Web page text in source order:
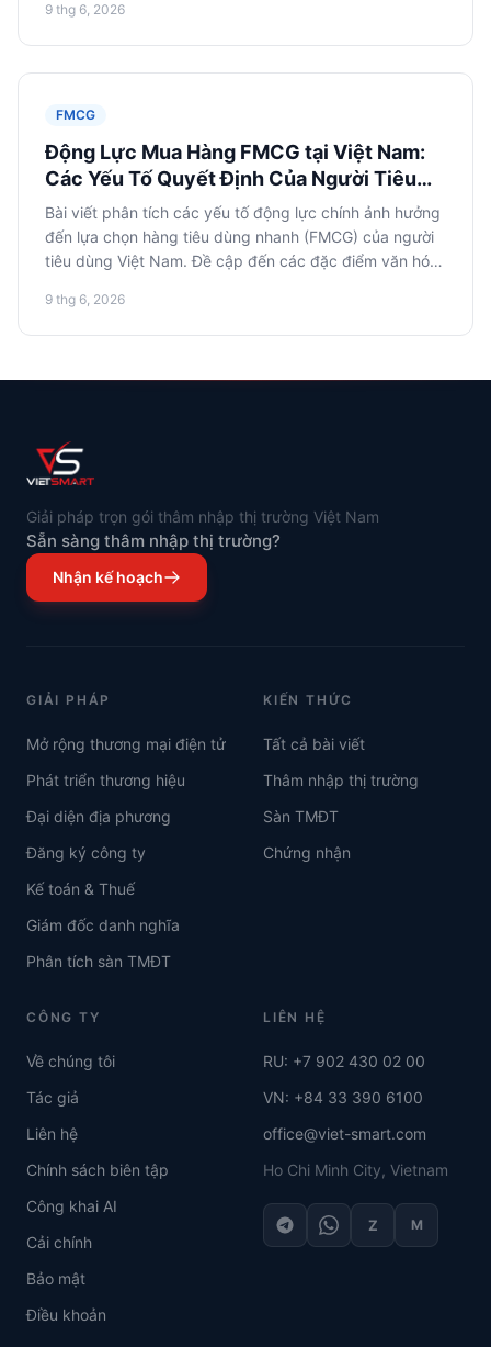
cạnh vận hành và kinh tế, mô hình thực hiện và quy
trình hành động.
9 thg 6, 2026
FMCG
Động Lực Mua Hàng FMCG tại Việt Nam:
Các Yếu Tố Quyết Định Của Người Tiêu
Dùng
Bài viết phân tích các yếu tố động lực chính ảnh hưởng
đến lựa chọn hàng tiêu dùng nhanh (FMCG) của người
tiêu dùng Việt Nam. Đề cập đến các đặc điểm văn hóa,
lập kế hoạch chiến lược cho các thương hiệu FMCG.
9 thg 6, 2026
Giải pháp trọn gói thâm nhập thị trường Việt Nam
Sẵn sàng thâm nhập thị trường?
Nhận kế hoạch
GIẢI PHÁP
Mở rộng thương mại điện tử
Phát triển thương hiệu
Đại diện địa phương
Đăng ký công ty
Kế toán & Thuế
Giám đốc danh nghĩa
Phân tích sàn TMĐT
KIẾN THỨC
Tất cả bài viết
Thâm nhập thị trường
Sàn TMĐT
Chứng nhận
CÔNG TY
Về chúng tôi
Tác giả
Liên hệ
Chính sách biên tập
Công khai AI
Cải chính
Bảo mật
Điều khoản
LIÊN HỆ
RU: +7 902 430 02 00
VN: +84 33 390 6100
office@viet-smart.com
Ho Chi Minh City, Vietnam
Z M